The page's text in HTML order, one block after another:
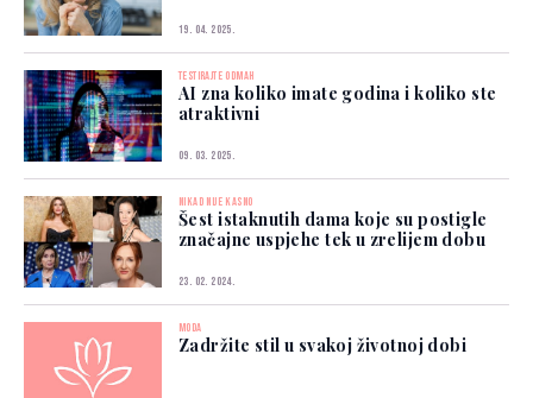
19. 04. 2025.
TESTIRAJTE ODMAH
AI zna koliko imate godina i koliko ste
atraktivni
09. 03. 2025.
NIKAD NIJE KASNO
Šest istaknutih dama koje su postigle
značajne uspjehe tek u zrelijem dobu
23. 02. 2024.
MODA
Zadržite stil u svakoj životnoj dobi